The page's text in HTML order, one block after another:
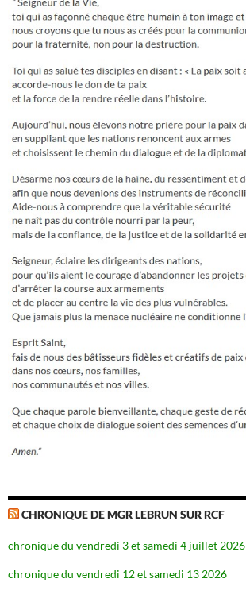
CHRONIQUE DE MGR LEBRUN SUR RCF
chronique du vendredi 3 et samedi 4 juillet 2026
chronique du vendredi 12 et samedi 13 2026